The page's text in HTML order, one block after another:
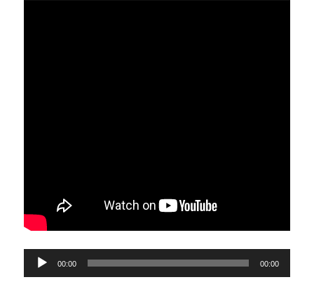
Reproductor
d'àudio
00:00 00:00